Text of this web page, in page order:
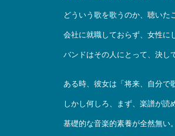
どういう歌を歌うのか、聴いた
会社に就職しておらず、女性に
バンドはその人にとって、決し
ある時、彼女は「将来、自分で
しかし何しろ、まず、楽譜が読
基礎的な音楽的素養が全然無い